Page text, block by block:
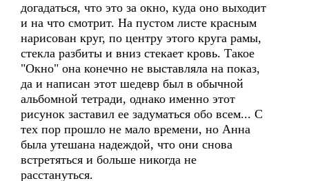
догадаться, что это за окно, куда оно выходит
и на что смотрит. На пустом листе красным
нарисован круг, по центру этого круга рамы,
стекла разбиты и вниз стекает кровь. Такое
"Окно" она конечно не выставляла на показ,
да и написан этот шедевр был в обычной
альбомной тетради, однако именно этот
рисунок заставил ее задуматься обо всем... С
тех пор прошло не мало времени, но Анна
была утешана надеждой, что они снова
встретяться и больше никогда не
расстануться.